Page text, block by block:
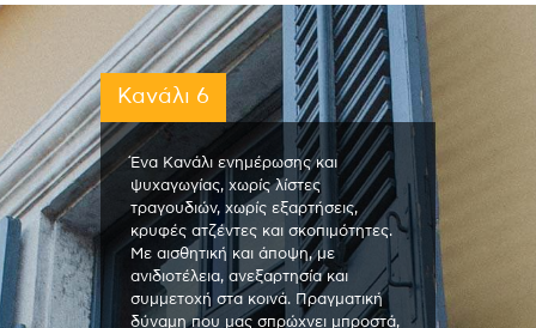
Κανάλι 6
Ένα Κανάλι ενημέρωσης και
ψυχαγωγίας, χωρίς λίστες
τραγουδιών, χωρίς εξαρτήσεις,
κρυφές ατζέντες και σκοπιμότητες.
Με αισθητική και άποψη, με
ανιδιοτέλεια, ανεξαρτησία και
συμμετοχή στα κοινά. Πραγματική
δύναμη που μας σπρώχνει μπροστά,